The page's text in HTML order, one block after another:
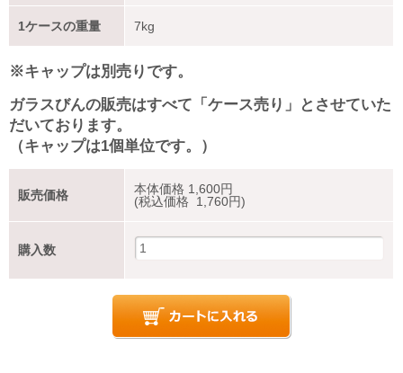
1ケースの重量 7kg
※キャップは別売りです。
ガラスびんの販売はすべて「ケース売り」とさせていた
だいております。
（キャップは1個単位です。）
販売価格 本体価格 1,600円
(税込価格 1,760円)
購入数